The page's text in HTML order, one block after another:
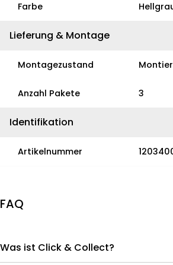
Farbe
Lieferung & Montage
Montagezustand
Anzahl Pakete 3
Identifikation
Artikelnummer
FAQ
Was ist Click & Collect?